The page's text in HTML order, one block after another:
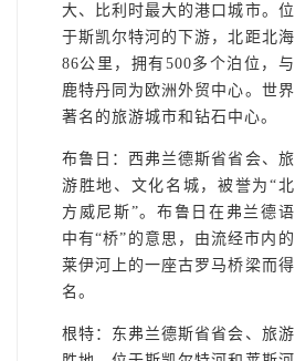
大、比利时最大的港口城市。位
于斯凯尔特河的下游，北距北海
86公里，拥有500多个泊位，与
鹿特丹同为欧洲外贸中心。世界
著名的旅游城市和钻石中心。
布鲁日：西弗兰德斯省省会、旅
游胜地、文化名城，被誉为“北
方威尼斯”。布鲁日在弗兰德语
中有“桥”的意思，由流经市内的
莱伊河上的一座古罗马桥梁而得
名。
根特：东弗兰德斯省省会、旅游